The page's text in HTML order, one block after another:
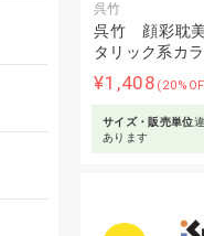
呉竹
呉竹 顔彩耽
タリック系カ
¥1,408
サイズ・販売単位
あります